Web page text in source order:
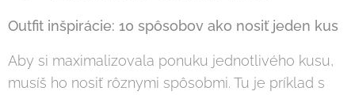
Outfit inšpirácie: 10 spôsobov ako nosiť jeden kus
Aby si maximalizovala ponuku jednotlivého kusu,
musíš ho nosiť rôznymi spôsobmi. Tu je príklad s